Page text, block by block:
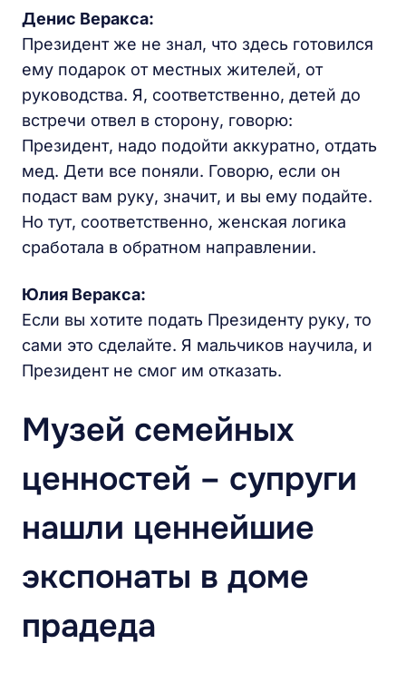
Денис Веракса:
Президент же не знал, что здесь готовился
ему подарок от местных жителей, от
руководства. Я, соответственно, детей до
встречи отвел в сторону, говорю:
Президент, надо подойти аккуратно, отдать
мед. Дети все поняли. Говорю, если он
подаст вам руку, значит, и вы ему подайте.
Но тут, соответственно, женская логика
сработала в обратном направлении.
Юлия Веракса:
Если вы хотите подать Президенту руку, то
сами это сделайте. Я мальчиков научила, и
Президент не смог им отказать.
Музей семейных
ценностей – супруги
нашли ценнейшие
экспонаты в доме
прадеда